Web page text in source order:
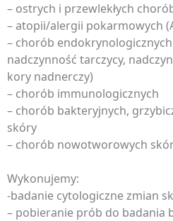
– ostrych i przewlekłych
– atopii/alergii pokarmowych
– chorób
nadczynność tarczycy,
kory nadnerczy)
– chorób immunologicznych
– chorób bakteryjnych,
skóry
– chorób nowotworowych
Wykonujemy:
-badanie cytologiczne zmian
– pobieranie prób do badania